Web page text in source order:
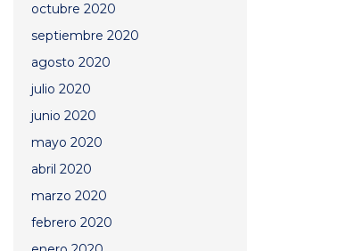
octubre 2020
septiembre 2020
agosto 2020
julio 2020
junio 2020
mayo 2020
abril 2020
marzo 2020
febrero 2020